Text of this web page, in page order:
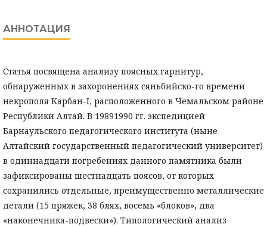
АННОТАЦИЯ
Статья посвящена анализу поясных гарнитур,
обнаруженных в захоронениях сяньбийско-го времени
некрополя Карбан-I, расположенного в Чемальском районе
Республики Алтай. В 19891990 гг. экспедицией
Барнаульского педагогического института (ныне
Алтайский государственный педагогический университет)
в одиннадцати погребениях данного памятника были
зафиксированы шестнадцать поясов, от которых
сохранились отдельные, преимущественно металлические
детали (15 пряжек, 38 блях, восемь «блоков», два
«наконечника-подвески»). Типологический анализ